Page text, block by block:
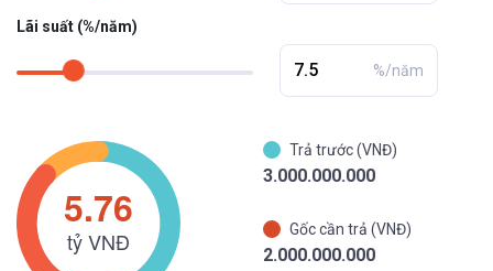
Lãi suất (%/năm)
%/năm
Trả trước (VNĐ)
3.000.000.000
Gốc cần trả (VNĐ)
2.000.000.000